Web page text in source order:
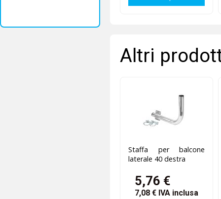
Altri
Staffa per balcone
laterale 40 destra
5,76 €
7,08 € IVA inclusa